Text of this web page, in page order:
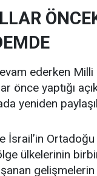
ederken
önce yaptığı
yeniden
İsrail’in
ülkelerinin
gelişmelerin